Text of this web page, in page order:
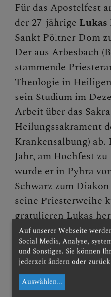
Für das Apostelfest
der 27-jährige Lukas
Sankt Pöltner Dom
Der aus Arbesbach
stammende
Theologie in
sein Studium im
Arbeit über das
Heilungssakrament
Krankensalbung)
Jahr, am Hochfest
wurde er in Pyhra
Schwarz zum
seine Priesterweihe
gratulieren Lukas
Gottes reichsten
Weg!
Weitere Infos zur
hier
Auf unserer Webseite
Social Media, Analyse,
und Sonstiges. Sie können
jederzeit ändern oder
Auswählen...